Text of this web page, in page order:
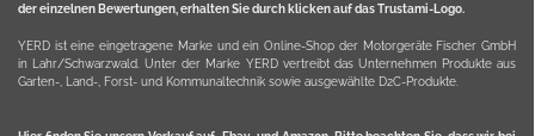
der einzelnen Bewertungen, erhalten Sie durch klicken auf das Trustami-Logo.
YERD ist eine eingetragene Marke und ein Online-Shop der Motorgeräte Fischer GmbH
in Lahr/Schwarzwald. Unter der Marke YERD vertreibt das Unternehmen Produkte aus
Garten-, Land-, Forst- und Kommunaltechnik sowie ausgewählte D2C-Produkte.